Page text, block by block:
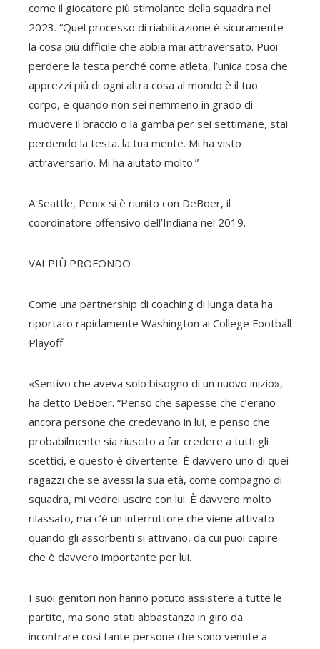
come il giocatore più stimolante della squadra nel
2023. “Quel processo di riabilitazione è sicuramente
la cosa più difficile che abbia mai attraversato. Puoi
perdere la testa perché come atleta, l’unica cosa che
apprezzi più di ogni altra cosa al mondo è il tuo
corpo, e quando non sei nemmeno in grado di
muovere il braccio o la gamba per sei settimane, stai
perdendo la testa. la tua mente. Mi ha visto
attraversarlo. Mi ha aiutato molto.”
A Seattle, Penix si è riunito con DeBoer, il
coordinatore offensivo dell’Indiana nel 2019.
VAI PIÙ PROFONDO
Come una partnership di coaching di lunga data ha
riportato rapidamente Washington ai College Football
Playoff
«Sentivo che aveva solo bisogno di un nuovo inizio»,
ha detto DeBoer. “Penso che sapesse che c’erano
ancora persone che credevano in lui, e penso che
probabilmente sia riuscito a far credere a tutti gli
scettici, e questo è divertente. È davvero uno di quei
ragazzi che se avessi la sua età, come compagno di
squadra, mi vedrei uscire con lui. È davvero molto
rilassato, ma c’è un interruttore che viene attivato
quando gli assorbenti si attivano, da cui puoi capire
che è davvero importante per lui.
I suoi genitori non hanno potuto assistere a tutte le
partite, ma sono stati abbastanza in giro da
incontrare così tante persone che sono venute a